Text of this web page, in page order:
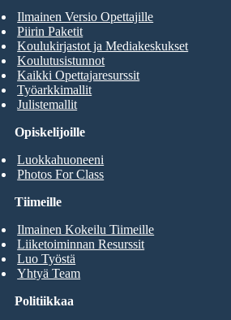
Opiskelijoille
Luokkahuoneeni
Photos For Class
Ilmainen Versio Opettajille
Piirin Paketit
Koulukirjastot ja Mediakeskukset
Koulutusistunnot
Kaikki Opettajaresurssit
Työarkkimallit
Julistemallit
Tiimeille
Ilmainen Kokeilu Tiimeille
Liiketoiminnan Resurssit
Luo Työstä
Yhtyä Team
Politiikkaa